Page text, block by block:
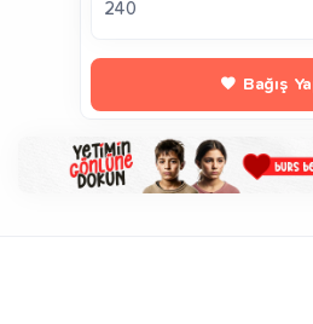
Bağış